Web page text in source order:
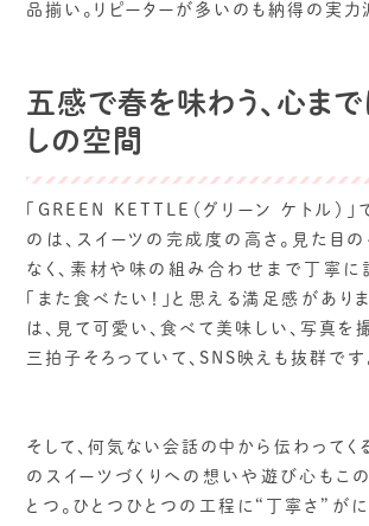
品揃い。リピーターが多いのも納得の実力
五感で春を味わう、心ま
しの空間
「GREEN KETTLE（グリーン ケトル）」
のは、スイーツの完成度の高さ。見た目の
なく、素材や味の組み合わせまで丁寧に
「また食べたい！」と思える満足感があり
は、見て可愛い、食べて美味しい、写真を
三拍子そろっていて、SNS映えも抜群です
そして、何気ない会話の中から伝わってく
のスイーツづくりへの想いや遊び心もこ
とつ。ひとつひとつの工程に“丁寧さ”がに